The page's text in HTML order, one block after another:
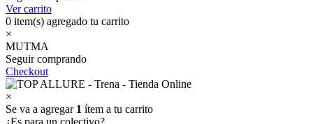
Ver carrito
0 item(s) agregado tu carrito
×
MUTMA
Seguir comprando
Checkout
×
Se va a agregar 1 ítem a tu carrito
¿Es para un colectivo?